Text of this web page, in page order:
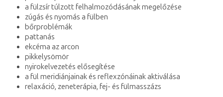
a fülzsír túlzott felhalmozódásának megelőzése
zúgás és nyomás a fülben
bőrproblémák
pattanás
ekcéma az arcon
pikkelysömör
nyirokelvezetés elősegítése
a fül meridiánjainak és reflexzónáinak aktiválása
relaxáció, zeneterápia, fej- és fülmasszázs